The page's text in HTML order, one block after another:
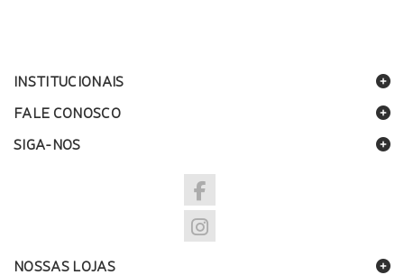
INSTITUCIONAIS
FALE CONOSCO
SIGA-NOS
NOSSAS LOJAS